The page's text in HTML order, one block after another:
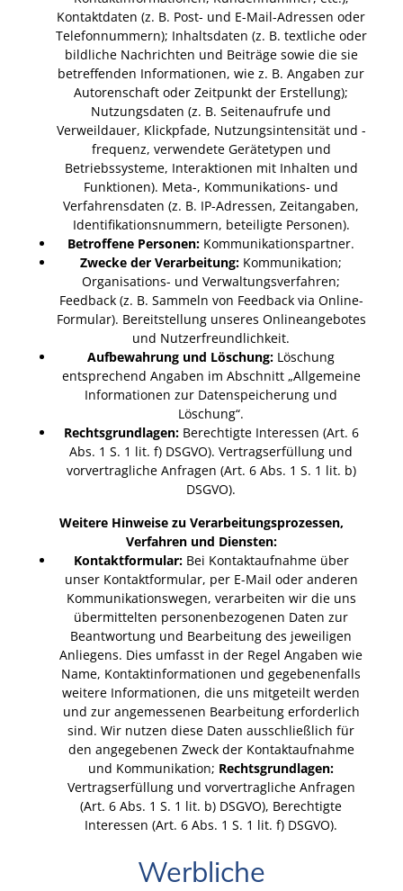
Kontaktdaten (z. B. Post- und E-Mail-Adressen oder
Telefonnummern); Inhaltsdaten (z. B. textliche oder
bildliche Nachrichten und Beiträge sowie die sie
betreffenden Informationen, wie z. B. Angaben zur
Autorenschaft oder Zeitpunkt der Erstellung);
Nutzungsdaten (z. B. Seitenaufrufe und
Verweildauer, Klickpfade, Nutzungsintensität und -
frequenz, verwendete Gerätetypen und
Betriebssysteme, Interaktionen mit Inhalten und
Funktionen). Meta-, Kommunikations- und
Verfahrensdaten (z. B. IP-Adressen, Zeitangaben,
Identifikationsnummern, beteiligte Personen).
Betroffene Personen: Kommunikationspartner.
Zwecke der Verarbeitung: Kommunikation;
Organisations- und Verwaltungsverfahren;
Feedback (z. B. Sammeln von Feedback via Online-
Formular). Bereitstellung unseres Onlineangebotes
und Nutzerfreundlichkeit.
Aufbewahrung und Löschung: Löschung
entsprechend Angaben im Abschnitt „Allgemeine
Informationen zur Datenspeicherung und
Löschung“.
Rechtsgrundlagen:Berechtigte Interessen (Art. 6
Abs. 1 S. 1 lit. f) DSGVO). Vertragserfüllung und
vorvertragliche Anfragen (Art. 6 Abs. 1 S. 1 lit. b)
DSGVO).
Weitere Hinweise zu Verarbeitungsprozessen,
Verfahren und Diensten:
Kontaktformular: Bei Kontaktaufnahme über
unser Kontaktformular, per E-Mail oder anderen
Kommunikationswegen, verarbeiten wir die uns
übermittelten personenbezogenen Daten zur
Beantwortung und Bearbeitung des jeweiligen
Anliegens. Dies umfasst in der Regel Angaben wie
Name, Kontaktinformationen und gegebenenfalls
weitere Informationen, die uns mitgeteilt werden
und zur angemessenen Bearbeitung erforderlich
sind. Wir nutzen diese Daten ausschließlich für
den angegebenen Zweck der Kontaktaufnahme
und Kommunikation; Rechtsgrundlagen:
Vertragserfüllung und vorvertragliche Anfragen
(Art. 6 Abs. 1 S. 1 lit. b) DSGVO), Berechtigte
Interessen (Art. 6 Abs. 1 S. 1 lit. f) DSGVO).
Werbliche